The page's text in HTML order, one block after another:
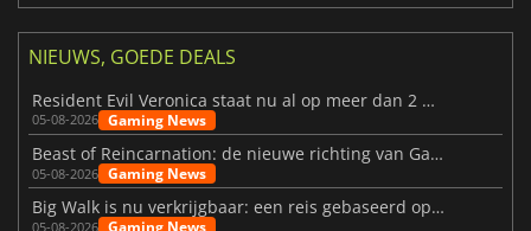
NIEUWS, GOEDE DEALS
Resident Evil Veronica staat nu al op meer dan 2 miljoen verlanglijstjes
05-08-2026 Gaming News
Beast of Reincarnation: de nieuwe richting van Game Freak
05-08-2026 Gaming News
Big Walk is nu verkrijgbaar: een reis gebaseerd op vriendschap
05-08-2026